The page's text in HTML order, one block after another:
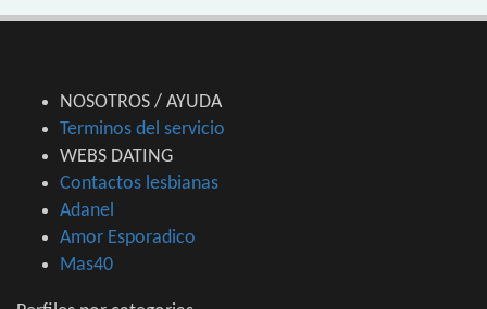
NOSOTROS / AYUDA
Terminos del servicio
WEBS DATING
Contactos lesbianas
Adanel
Amor Esporadico
Mas40